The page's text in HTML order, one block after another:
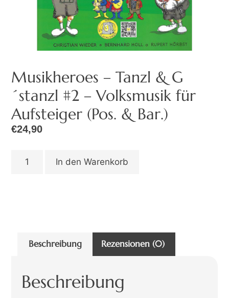
Musikheroes – Tanzl & G
´stanzl #2 – Volksmusik für
Aufsteiger (Pos. & Bar.)
€24,90
In den Warenkorb
Beschreibung Rezensionen (0)
Beschreibung